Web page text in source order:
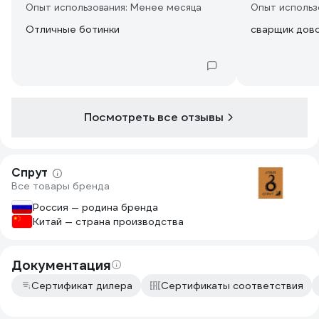
Опыт использования: Менее месяца
Отличные ботинки
Опыт
сварщик
Посмотреть все отзывы
Спрут
Все товары бренда
Россия — родина бренда
Китай — страна производства
Документация
Сертификат дилера Сертификаты соответствия